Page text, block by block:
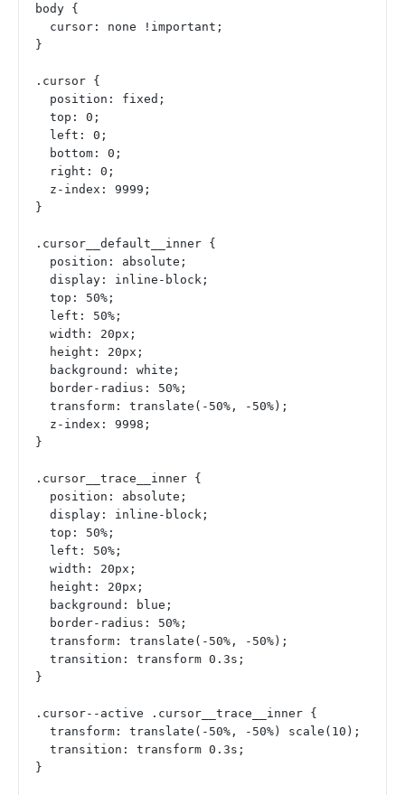
body {
  cursor: none !important;
}
.cursor {
  position: fixed;
  top: 0;
  left: 0;
  bottom: 0;
  right: 0;
  z-index: 9999;
}
.cursor__default__inner {
  position: absolute;
  display: inline-block;
  top: 50%;
  left: 50%;
  width: 20px;
  height: 20px;
  background: white;
  border-radius: 50%;
  transform: translate(-50%, -50%);
  z-index: 9998;
}
.cursor__trace__inner {
  position: absolute;
  display: inline-block;
  top: 50%;
  left: 50%;
  width: 20px;
  height: 20px;
  background: blue;
  border-radius: 50%;
  transform: translate(-50%, -50%);
  transition: transform 0.3s;
}
.cursor--active .cursor__trace__inner {
  transform: translate(-50%, -50%) scale(10);
  transition: transform 0.3s;
}